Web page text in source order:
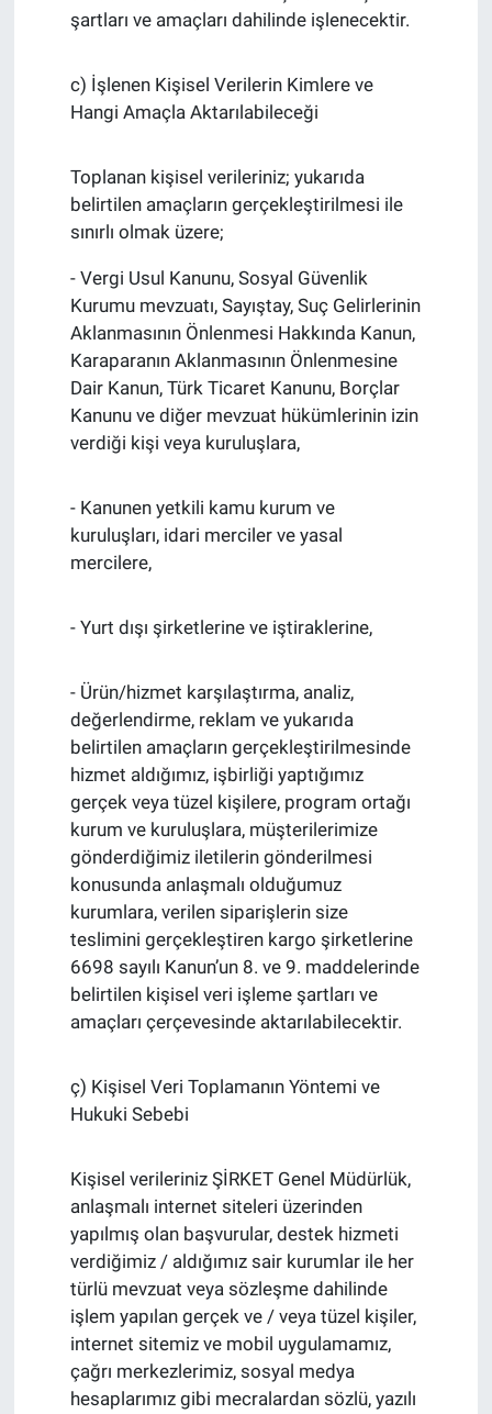
şartları ve amaçları dahilinde işlenecektir.
c) İşlenen Kişisel Verilerin Kimlere ve
Hangi Amaçla Aktarılabileceği
Toplanan kişisel verileriniz; yukarıda
belirtilen amaçların gerçekleştirilmesi ile
sınırlı olmak üzere;
- Vergi Usul Kanunu, Sosyal Güvenlik
Kurumu mevzuatı, Sayıştay, Suç Gelirlerinin
Aklanmasının Önlenmesi Hakkında Kanun,
Karaparanın Aklanmasının Önlenmesine
Dair Kanun, Türk Ticaret Kanunu, Borçlar
Kanunu ve diğer mevzuat hükümlerinin izin
verdiği kişi veya kuruluşlara,
- Kanunen yetkili kamu kurum ve
kuruluşları, idari merciler ve yasal
mercilere,
- Yurt dışı şirketlerine ve iştiraklerine,
- Ürün/hizmet karşılaştırma, analiz,
değerlendirme, reklam ve yukarıda
belirtilen amaçların gerçekleştirilmesinde
hizmet aldığımız, işbirliği yaptığımız
gerçek veya tüzel kişilere, program ortağı
kurum ve kuruluşlara, müşterilerimize
gönderdiğimiz iletilerin gönderilmesi
konusunda anlaşmalı olduğumuz
kurumlara, verilen siparişlerin size
teslimini gerçekleştiren kargo şirketlerine
6698 sayılı Kanun’un 8. ve 9. maddelerinde
belirtilen kişisel veri işleme şartları ve
amaçları çerçevesinde aktarılabilecektir.
ç) Kişisel Veri Toplamanın Yöntemi ve
Hukuki Sebebi
Kişisel verileriniz ŞİRKET Genel Müdürlük,
anlaşmalı internet siteleri üzerinden
yapılmış olan başvurular, destek hizmeti
verdiğimiz / aldığımız sair kurumlar ile her
türlü mevzuat veya sözleşme dahilinde
işlem yapılan gerçek ve / veya tüzel kişiler,
internet sitemiz ve mobil uygulamamız,
çağrı merkezlerimiz, sosyal medya
hesaplarımız gibi mecralardan sözlü, yazılı